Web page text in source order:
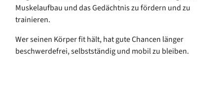
Muskelaufbau und das Gedächtnis zu fördern und zu
trainieren.
Wer seinen Körper fit hält, hat gute Chancen länger
beschwerdefrei, selbstständig und mobil zu bleiben.